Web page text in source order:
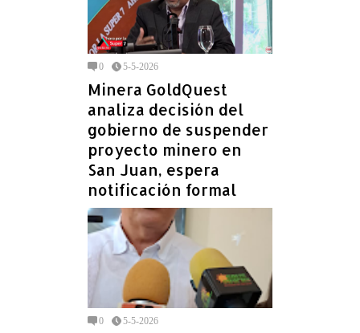
0 5-5-2026
Minera GoldQuest
analiza decisión del
gobierno de suspender
proyecto minero en
San Juan, espera
notificación formal
0 5-5-2026